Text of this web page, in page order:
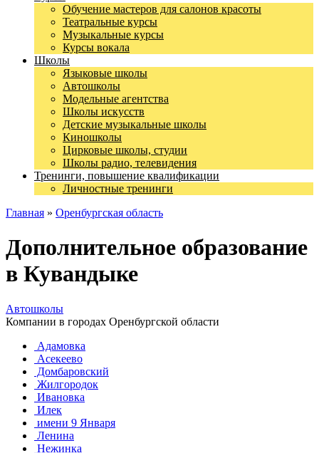
Обучение мастеров для салонов красоты
Театральные курсы
Музыкальные курсы
Курсы вокала
Школы
Языковые школы
Автошколы
Модельные агентства
Школы искусств
Детские музыкальные школы
Киношколы
Цирковые школы, студии
Школы радио, телевидения
Тренинги, повышение квалификации
Личностные тренинги
Главная » Оренбургская область
Дополнительное образование
в Кувандыке
Автошколы
Компании в городах Оренбургской области
Адамовка
Асекеево
Домбаровский
Жилгородок
Ивановка
Илек
имени 9 Января
Ленина
Нежинка